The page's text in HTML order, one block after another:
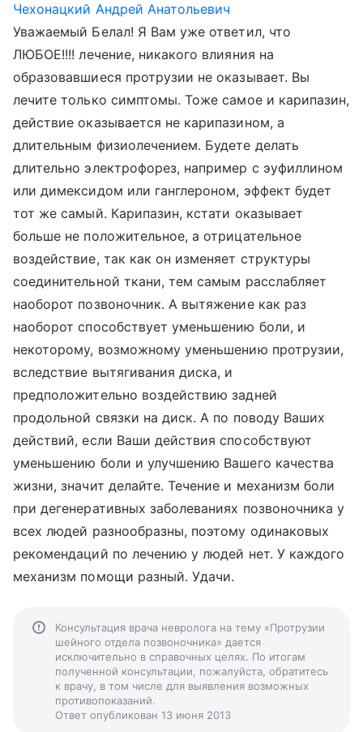
Чехонацкий Андрей Анатольевич
Уважаемый Белал! Я Вам уже ответил, что
ЛЮБОЕ!!!! лечение, никакого влияния на
образовавшиеся протрузии не оказывает. Вы
лечите только симптомы. Тоже самое и карипазин,
действие оказывается не карипазином, а
длительным физиолечением. Будете делать
длительно электрофорез, например с эуфиллином
или димексидом или ганглероном, эффект будет
тот же самый. Карипазин, кстати оказывает
больше не положительное, а отрицательное
воздействие, так как он изменяет структуры
соединительной ткани, тем самым расслабляет
наоборот позвоночник. А вытяжение как раз
наоборот способствует уменьшению боли, и
некоторому, возможному уменьшению протрузии,
вследствие вытягивания диска, и
предположительно воздействию задней
продольной связки на диск. А по поводу Ваших
действий, если Ваши действия способствуют
уменьшению боли и улучшению Вашего качества
жизни, значит делайте. Течение и механизм боли
при дегенеративных заболеваниях позвоночника у
всех людей разнообразны, поэтому одинаковых
рекомендаций по лечению у людей нет. У каждого
механизм помощи разный. Удачи.
Консультация врача невролога на тему «Протрузии
шейного отдела позвоночника» дается
исключительно в справочных целях. По итогам
полученной консультации, пожалуйста, обратитесь
к врачу, в том числе для выявления возможных
противопоказаний.
Ответ опубликован 13 июня 2013